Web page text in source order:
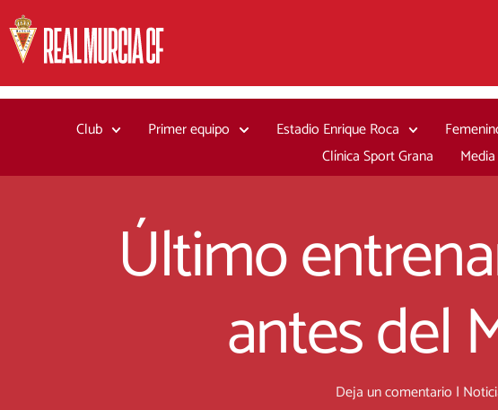
al
contenido
Club Primer equipo Estadio Enrique Roca
Clínica Sport Grana
Media
Último
antes del
Deja un comentario |